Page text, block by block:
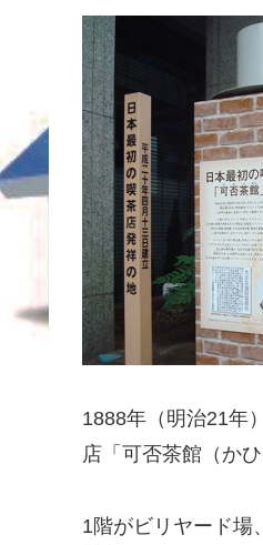
1888年（明治21年
店「可否茶館（か
1階がビリヤード場